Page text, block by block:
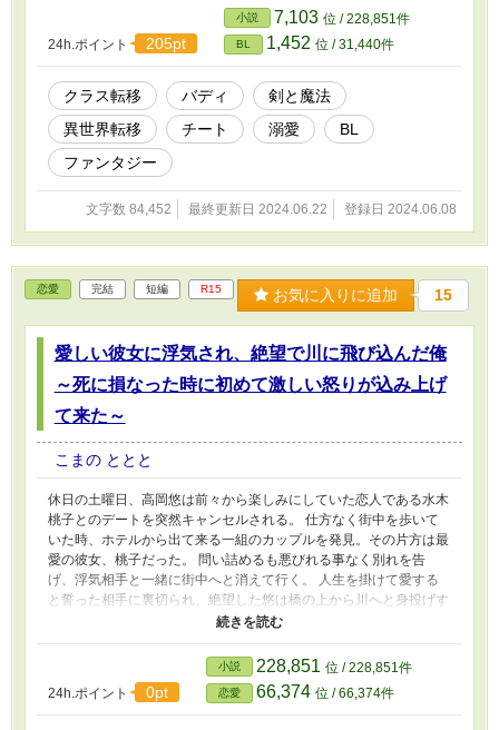
作品はカクヨム様でも掲載しております。
24h.ポイント 205pt
小説 7,103 位 / 228,851件
BL 1,452 位 / 31,440件
クラス転移 バディ
剣と魔法
異世界転移
チート 溺愛
BL
ファンタジー
文字数 84,452 最終更新日 2024.06.22 登録日 2024.06.08
恋愛 完結 短編 R15 お気に入りに追加 15
愛しい彼女に浮気され、絶望で川に飛び込んだ俺
～死に損なった時に初めて激しい怒りが込み上げ
て来た～
こまの ととと
休日の土曜日、高岡悠は前々から楽しみにしていた恋人である水木
桃子とのデートを突然キャンセルされる。 仕方なく街中を歩いて
いた時、ホテルから出て来る一組のカップルを発見。その片方は最
愛の彼女、桃子だった。 問い詰めるも悪びれる事なく別れを告
げ、浮気相手と一緒に街中へと消えて行く。 人生を掛けて愛する
と誓った相手に裏切られ、絶望した悠は橋の上から川へと身投げす
るが、助かってしまう。 その時になり、何故自分がこれ程苦しい
思いをしてあの二人は幸せなんだと激しい怒りを燃やす。 復讐を
決意した悠は二人を追い込む為に人鬼へと変貌する。
24h.ポイント 0pt
小説 228,851 位 / 228,851件
恋愛 66,374 位 / 66,374件